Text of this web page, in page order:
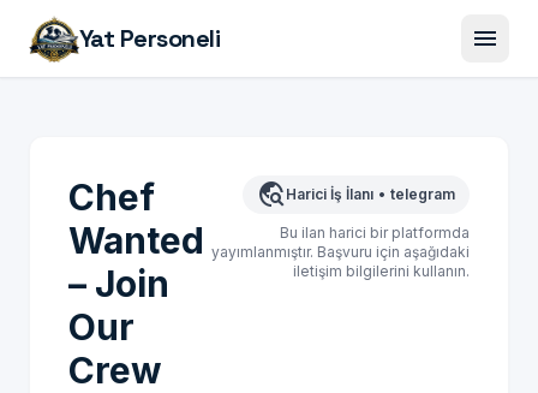
Yat Personeli menu
Chef
Wanted
– Join
Our
Crew
travel_explore Harici İş İlanı • telegram
Bu ilan harici bir platformda
yayımlanmıştır. Başvuru için aşağıdaki
iletişim bilgilerini kullanın.